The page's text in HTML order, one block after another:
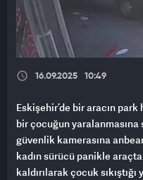
16.09.2025 10:49
Eskişehir’de bir aracın
bir çocuğun
güvenlik kamerasına
kadın sürücü panikle
kaldırılarak çocuk sıkıştığı